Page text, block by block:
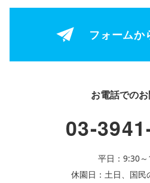
フォームか
お電話での
03-
平日：9:30
休園日：土日、国民